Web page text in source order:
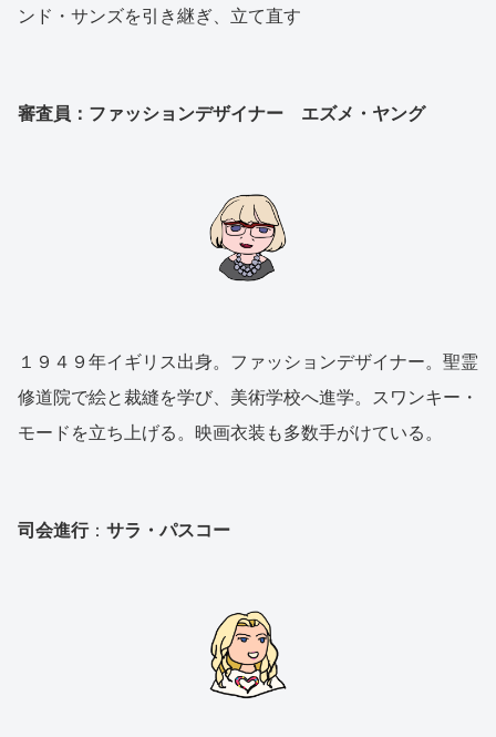
ンド・サンズを引き継ぎ、立て直す
審査員：ファッションデザイナー エズメ・ヤング
１９４９年イギリス出身。ファッションデザイナー。聖霊
修道院で絵と裁縫を学び、美術学校へ進学。スワンキー・
モードを立ち上げる。映画衣装も多数手がけている。
司会進行： サラ・パスコー